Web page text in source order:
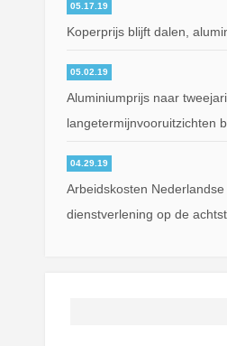
05.17.19
Koperprijs blijft dalen,
05.02.19
Aluminiumprijs naar
langetermijnvooruitzichten
04.29.19
Arbeidskosten
dienstverlening op de